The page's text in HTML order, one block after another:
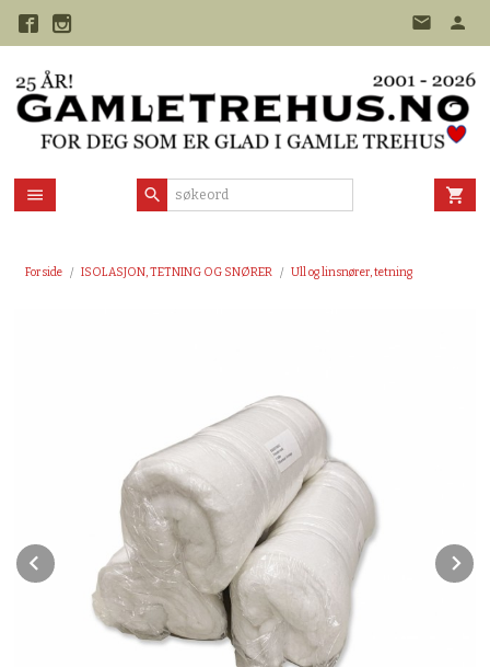
Forside ISOLASJON, TETNING OG SNØRER Ull og linsnører, tetning
Prev